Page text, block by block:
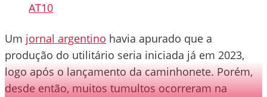
AT10
Um jornal argentino havia apurado que a
produção do utilitário seria iniciada já em 2023,
logo após o lançamento da caminhonete. Porém,
desde então, muitos tumultos ocorreram na